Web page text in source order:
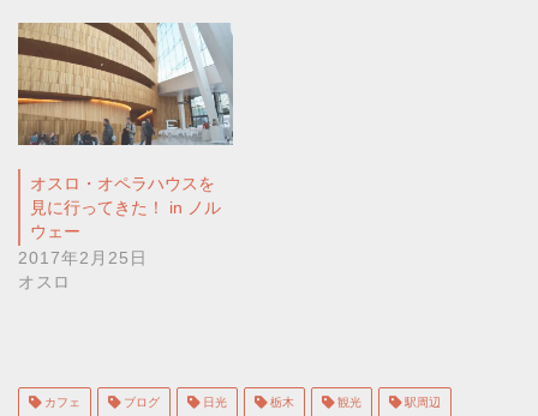
オスロ・オペラハウスを
見に行ってきた！ in ノル
ウェー
2017年2月25日
オスロ
カフェ ブログ 日光 栃木 観光 駅周辺